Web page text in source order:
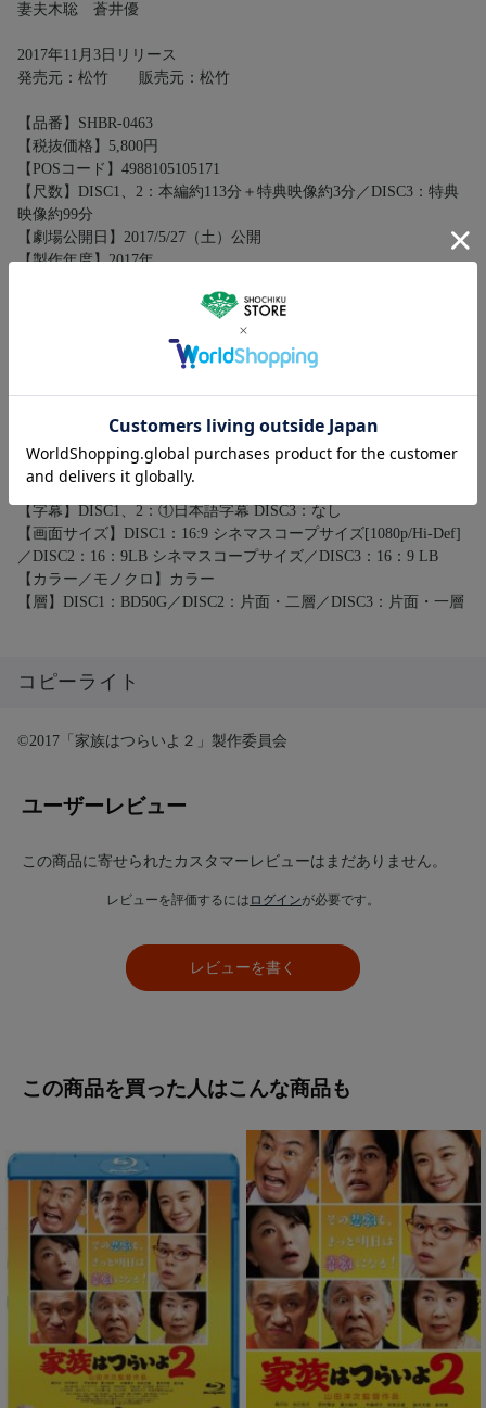
妻夫木聡 蒼井優
2017年11月3日リリース
発売元：松竹 販売元：松竹
【品番】SHBR-0463
【税抜価格】5,800円
【POSコード】4988105105171
【尺数】DISC1、2：本編約113分＋特典映像約3分／DISC3：特典
映像約99分
【劇場公開日】2017/5/27（土）公開
【製作年度】2017年
【音声】DISC1：①日本語（オリジナル）DTS-HD MasterAudio?
5.1ch／②日本語（オリジナル）DTS-HD MasterAudio? 2.0ch／③日
本語（音声ガイド）DTS-HD MasterAudio? 2.0ch
DISC2：①日本語（オリジナル）ドルビーデジタル5.1chサラウン
（音声ガイド）ドルビーデジタル2.0ch
DISC3：①日本語（オリジナル）ドルビーデジタル2.0ch
【字幕】DISC1、2：①日本語字幕 DISC3：なし
【画面サイズ】DISC1：16:9 シネマスコープサイズ[1080p/Hi-Def]
／DISC2：16：9LB シネマスコープサイズ／DISC3：16：9 LB
【カラー／モノクロ】カラー
【層】DISC1：BD50G／DISC2：片面・二層／DISC3：片面・一層
コピーライト
©2017「家族はつらいよ２」製作委員会
ユーザーレビュー
この商品に寄せられたカスタマーレビューはまだありません。
レビューを評価するには ログインが必要です。
レビューを書く
この商品を買った人はこんな商品も